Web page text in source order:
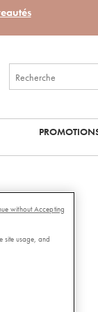
site usage, and
without Accepting